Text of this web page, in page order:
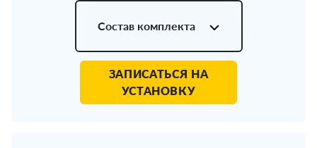
Состав комплекта
ЗАПИСАТЬСЯ НА
УСТАНОВКУ